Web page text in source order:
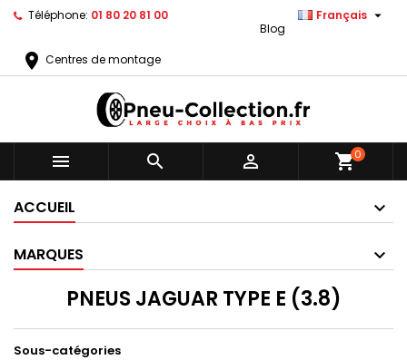
Téléphone: 01 80 20 81 00 Français 
Blog
location_on Centres de montage
   shopping_cart0
ACCUEIL
MARQUES
PNEUS JAGUAR TYPE E (3.8)
Sous-catégories